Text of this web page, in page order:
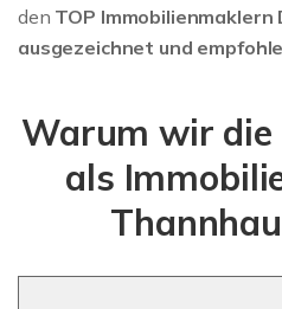
den TOP
ausgezeichnet und
Warum wir
als